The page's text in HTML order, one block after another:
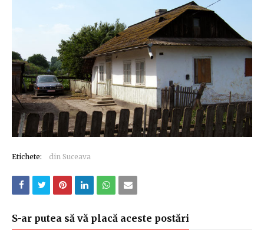
Etichete: din Suceava
S-ar putea să vă placă aceste postări